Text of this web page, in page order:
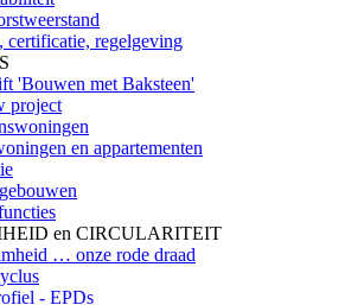
certificatie, regelgeving
'Bouwen met Baksteen'
project
en appartementen
en CIRCULARITEIT
… onze rode draad
- EPDs